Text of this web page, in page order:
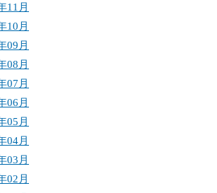
11月
10月
09月
08月
07月
06月
05月
04月
03月
02月